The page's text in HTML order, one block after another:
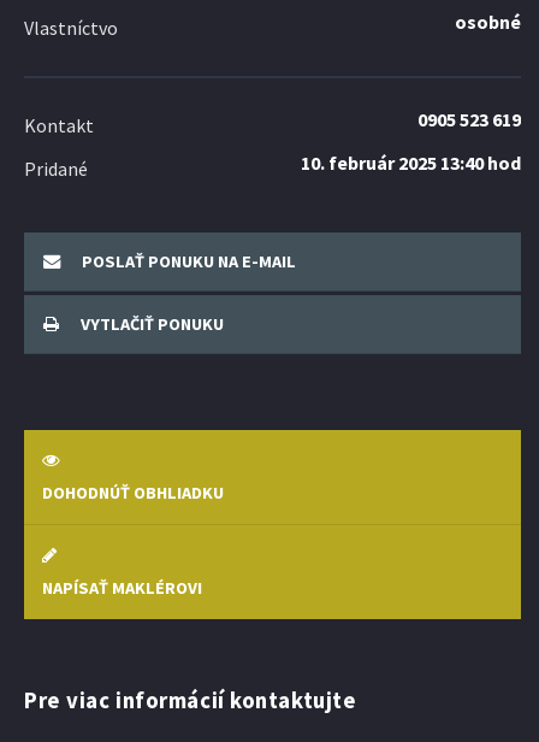
Vlastníctvo osobné
Kontakt 0905 523 619
Pridané 10. február 2025 13:40 hod
POSLAŤ PONUKU NA E-MAIL
VYTLAČIŤ PONUKU
DOHODNÚŤ OBHLIADKU
NAPÍSAŤ MAKLÉROVI
Pre viac informácií kontaktujte